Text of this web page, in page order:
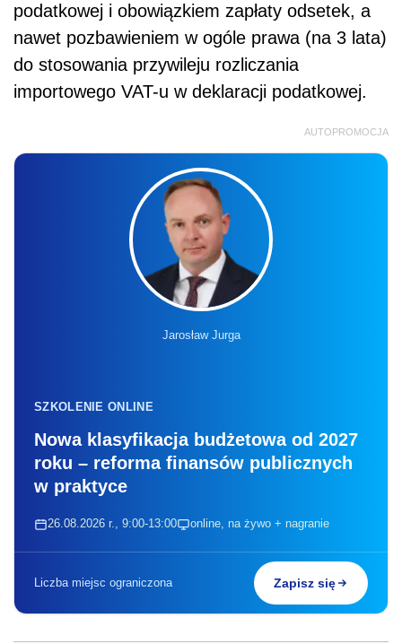
podatkowej i obowiązkiem zapłaty odsetek, a
nawet pozbawieniem w ogóle prawa (na 3 lata)
do stosowania przywileju rozliczania
importowego VAT-u w deklaracji podatkowej.
AUTOPROMOCJA
Jarosław Jurga
SZKOLENIE ONLINE
Nowa klasyfikacja budżetowa od 2027
roku – reforma finansów publicznych
w praktyce
26.08.2026 r., 9:00-13:00 online, na żywo + nagranie
Liczba miejsc ograniczona Zapisz się